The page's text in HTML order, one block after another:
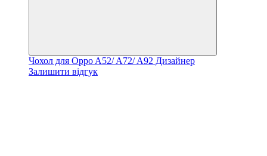
Чохол для Oppo A52/ A72/ A92 Дизайнер
Залишити відгук